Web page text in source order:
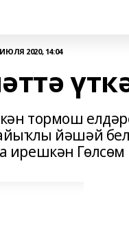
2020, 14:04
тормош
йәшәй
ирешкән